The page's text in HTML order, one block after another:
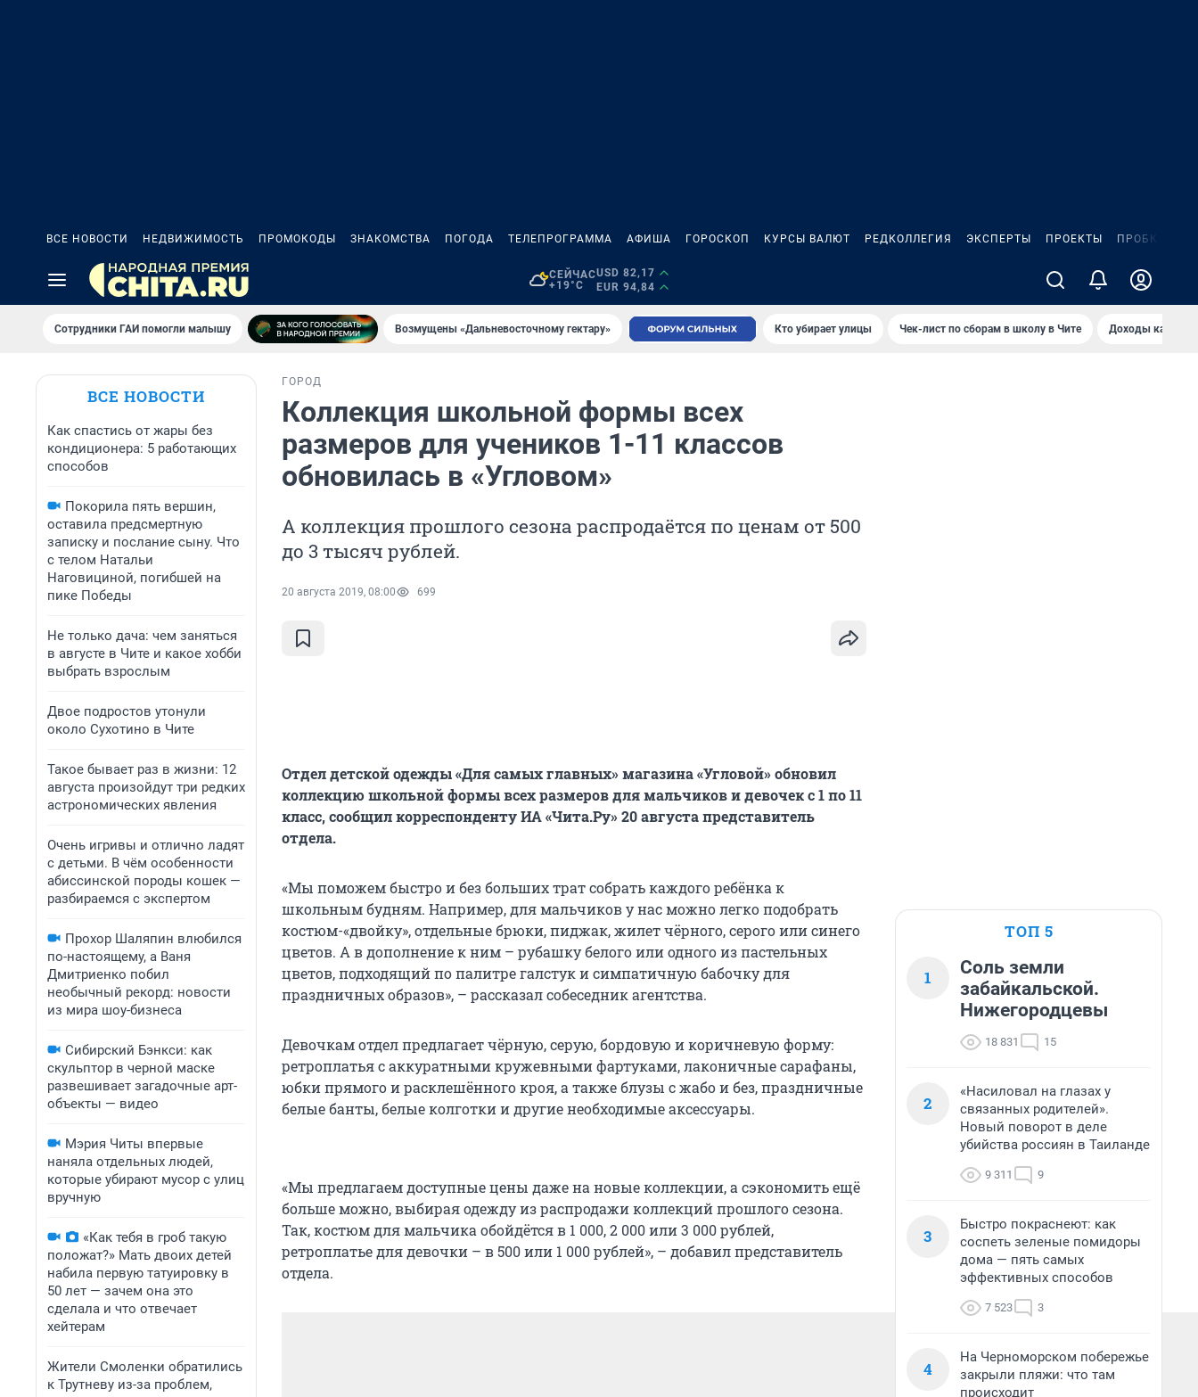
ВСЕ НОВОСТИ НЕДВИЖИМОСТЬ ПРОМОКОДЫ ЗНАКОМСТВА ПОГОДА ТЕЛЕПРОГРАММА АФИША ГОРОСКОП КУРСЫ ВАЛЮТ РЕДКОЛЛЕГИЯ ЭКСПЕРТЫ ПРОЕКТЫ ПРОБКИ
СЕЙЧАС
+19°C
USD 82,17
EUR 94,84
Сотрудники ГАИ помогли малышу Возмущены «Дальневосточному гектару» Кто убирает улицы Чек-лист по сборам в школу в Чите Доходы
ВСЕ НОВОСТИ
Как спастись от жары без
кондиционера: 5 работающих
способов
Покорила пять вершин,
оставила предсмертную
записку и послание сыну. Что
с телом Натальи
Наговициной, погибшей на
пике Победы
Не только дача: чем заняться
в августе в Чите и какое хобби
выбрать взрослым
Двое подростов утонули
около Сухотино в Чите
Такое бывает раз в жизни: 12
августа произойдут три редких
астрономических явления
Очень игривы и отлично ладят
с детьми. В чём особенности
абиссинской породы кошек —
разбираемся с экспертом
Прохор Шаляпин влюбился
по-настоящему, а Ваня
Дмитриенко побил
необычный рекорд: новости
из мира шоу-бизнеса
Сибирский Бэнкси: как
скульптор в черной маске
развешивает загадочные арт-
объекты — видео
Мэрия Читы впервые
наняла отдельных людей,
которые убирают мусор с улиц
вручную
«Как тебя в гроб такую
положат?» Мать двоих детей
набила первую татуировку в
50 лет — зачем она это
сделала и что отвечает
хейтерам
Жители Смоленки обратились
к Трутневу из-за проблем,
ГОРОД
Коллекция школьной формы всех
размеров для учеников 1-11 классов
обновилась в «Угловом»
А коллекция прошлого сезона распродаётся по ценам от 500
до 3 тысяч рублей.
20 августа 2019, 08:00 699
Отдел детской одежды «Для самых главных» магазина «Угловой» обновил
коллекцию школьной формы всех размеров для мальчиков и девочек с 1 по 11
класс, сообщил корреспонденту ИА «Чита.Ру» 20 августа представитель
отдела.
«Мы поможем быстро и без больших трат собрать каждого ребёнка к
школьным будням. Например, для мальчиков у нас можно легко подобрать
костюм-«двойку», отдельные брюки, пиджак, жилет чёрного, серого или синего
цветов. А в дополнение к ним – рубашку белого или одного из пастельных
цветов, подходящий по палитре галстук и симпатичную бабочку для
праздничных образов», – рассказал собеседник агентства.
Девочкам отдел предлагает чёрную, серую, бордовую и коричневую форму:
ретроплатья с аккуратными кружевными фартуками, лаконичные сарафаны,
юбки прямого и расклешённого кроя, а также блузы с жабо и без, праздничные
белые банты, белые колготки и другие необходимые аксессуары.
«Мы предлагаем доступные цены даже на новые коллекции, а сэкономить ещё
больше можно, выбирая одежду из распродажи коллекций прошлого сезона.
Так, костюм для мальчика обойдётся в 1 000, 2 000 или 3 000 рублей,
ретроплатье для девочки – в 500 или 1 000 рублей», – добавил представитель
отдела.
ТОП 5
1
Соль земли
забайкальской.
Нижегородцевы
18 831 15
2
«Насиловал на глазах у
связанных родителей».
Новый поворот в деле
убийства россиян в Таиланде
9 311 9
3
Быстро покраснеют: как
соспеть зеленые помидоры
дома — пять самых
эффективных способов
7 523 3
4
На Черноморском побережье
закрыли пляжи: что там
происходит